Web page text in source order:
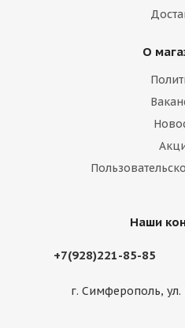
О
Наши
+7(928)221-85-85
г. Симферополь, ул.